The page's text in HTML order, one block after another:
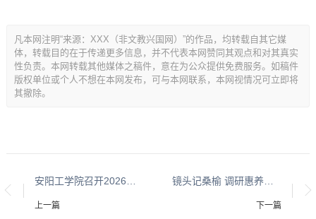
凡本网注明“来源：XXX（非文教兴国网）”的作品，均转载自其它媒
体，转载目的在于传递更多信息，并不代表本网赞同其观点和对其真实
性负责。本网转载其他媒体之稿件，意在为公众提供免费服务。如稿件
版权单位或个人不想在本网发布，可与本网联系，本网视情况可立即将
其撤除。
安阳工学院召开2026届毕业生就业培训交流会
上一篇
镜头记桑榆 调研惠养老——安阳市老干部大学摄影班走进金秋养老院开展调研采风活动
下一篇